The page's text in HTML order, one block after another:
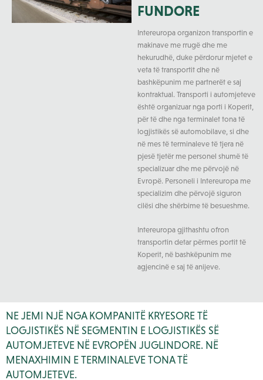
FUNDORE
Intereuropa organizon transportin e
makinave me rrugë dhe me
hekurudhë, duke përdorur mjetet e
veta të transportit dhe në
bashkëpunim me partnerët e saj
kontraktual. Transporti i automjeteve
është organizuar nga porti i Koperit,
për të dhe nga terminalet tona të
logjistikës së automobilave, si dhe
në mes të terminaleve të tjera në
pjesë tjetër me personel shumë të
specializuar dhe me përvojë në
Evropë. Personeli i Intereuropa me
specializim dhe përvojë siguron
cilësi dhe shërbime të besueshme.
Intereuropa gjithashtu ofron
transportin detar përmes portit të
Koperit, në bashkëpunim me
agjencinë e saj të anijeve.
NE JEMI NJË NGA KOMPANITË KRYESORE TË
LOGJISTIKËS NË SEGMENTIN E LOGJISTIKËS SË
AUTOMJETEVE NË EVROPËN JUGLINDORE. NË
MENAXHIMIN E TERMINALEVE TONA TË
AUTOMJETEVE.